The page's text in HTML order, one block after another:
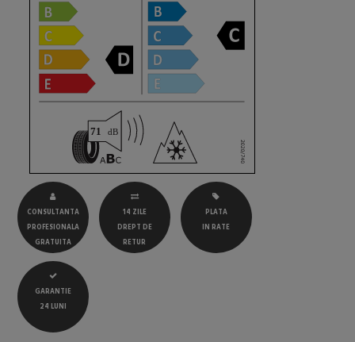
CONSULTANTA
PROFESIONALA
GRATUITA
14 ZILE
DREPT DE
RETUR
PLATA
IN RATE
GARANTIE
24 LUNI